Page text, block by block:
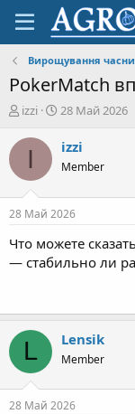
Вирощування
PokerMatch
А
т
р
е
м
ы
izzi
Д
т
н
ч
а
л
28 Май 2026
I izzi
Member
28 Май 2026
Что можете
— стабильно ли
L Lensik
Member
28 Май 2026